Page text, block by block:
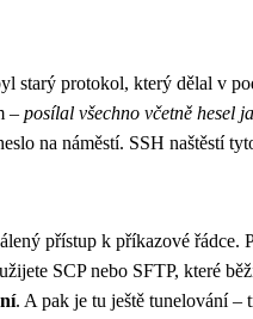
starý protokol, který dělal v
– posílal všechno včetně hesel
na náměstí. SSH naštěstí
přístup k příkazové řádce.
SCP nebo SFTP, které
. A pak je tu ještě tunelování –